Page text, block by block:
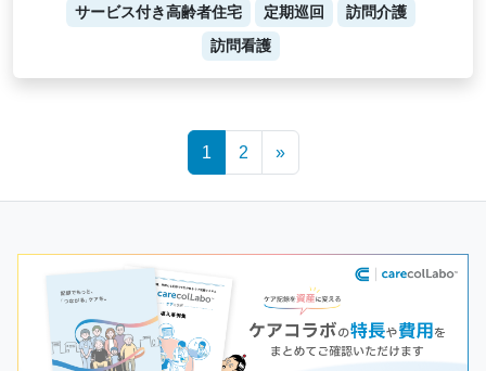
サービス付き高齢者住宅 定期巡回
訪問介護
訪問看護
1 2 »